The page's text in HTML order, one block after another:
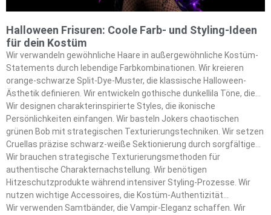
Halloween Frisuren: Coole Farb- und Styling-Ideen
für dein Kostüm
Wir verwandeln gewöhnliche Haare in außergewöhnliche Kostüm-
Statements durch lebendige Farbkombinationen. Wir kreieren
orange-schwarze Split-Dye-Muster, die klassische Halloween-
Ästhetik definieren. Wir entwickeln gothische dunkellila Töne, die
geheimnisvolle Charaktergrundlagen schaffen.
Wir designen charakterinspirierte Styles, die ikonische
Persönlichkeiten einfangen. Wir basteln Jokers chaotischen
grünen Bob mit strategischen Texturierungstechniken. Wir setzen
Cruellas präzise schwarz-weiße Sektionierung durch sorgfältige
Farbplatzierung um.
Wir brauchen strategische Texturierungsmethoden für
authentische Charakternachstellung. Wir benötigen
Hitzeschutzprodukte während intensiver Styling-Prozesse. Wir
nutzen wichtige Accessoires, die Kostüm-Authentizität
verstärken.
Wir verwenden Samtbänder, die Vampir-Eleganz schaffen. Wir